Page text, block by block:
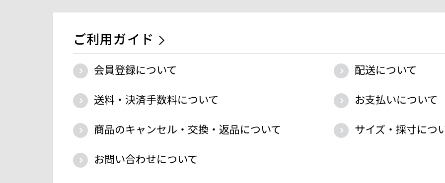
ご利用ガイド
会員登録について
配送について
送料・決済手数料について
お支払いについて
商品のキャンセル・交換・返品について
サイズ・採寸につ
お問い合わせについて